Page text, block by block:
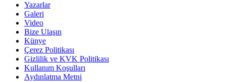
Yazarlar
Galeri
Video
Bize Ulaşın
Künye
Çerez Politikası
Gizlilik ve KVK Politikası
Kullanım Koşulları
Aydınlatma Metni